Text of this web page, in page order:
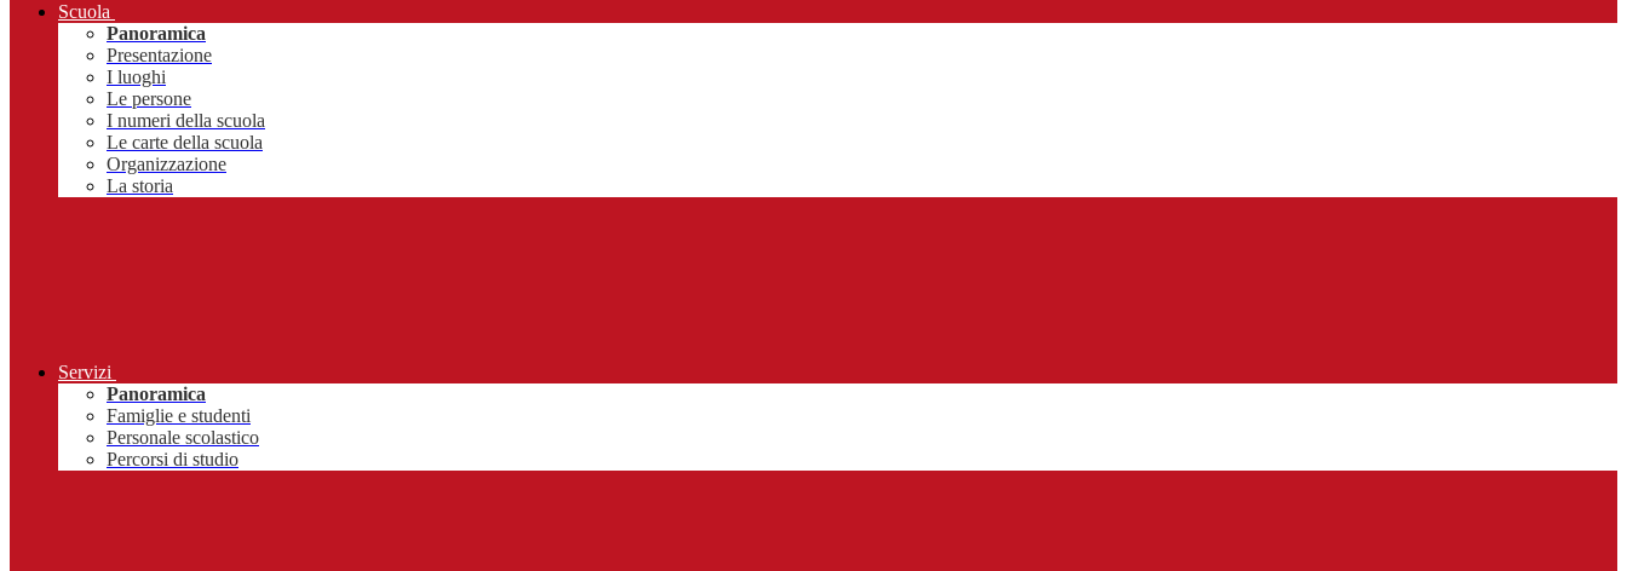
Scuola
Panoramica
Presentazione
I luoghi
Le persone
I numeri della scuola
Le carte della scuola
Organizzazione
La storia
Servizi
Panoramica
Famiglie e studenti
Personale scolastico
Percorsi di studio